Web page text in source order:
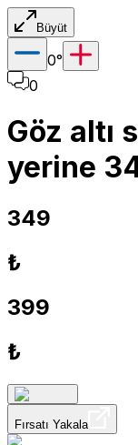
Büyüt
0°
0
Göz altı
yerine
349
₺
399
₺
Fırsatı Yakala